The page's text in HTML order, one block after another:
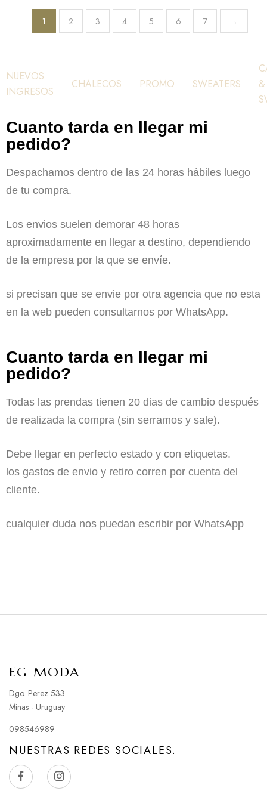
1 2 3 4 5 6 7 →
NUEVOS
INGRESOS
CHALECOS PROMO SWEATERS
&
Cuanto tarda en llegar mi
pedido?
Despachamos dentro de las 24 horas hábiles luego
de tu compra.
Los envios suelen demorar 48 horas
aproximadamente en llegar a destino, dependiendo
de la empresa por la que se envíe.
si precisan que se envie por otra agencia que no esta
en la web pueden consultarnos por WhatsApp.
Cuanto tarda en llegar mi
pedido?
Todas las prendas tienen 20 dias de cambio después
de realizada la compra (sin serramos y sale).
Debe llegar en perfecto estado y con etiquetas.
los gastos de envio y retiro corren por cuenta del
cliente.
cualquier duda nos puedan escribir por WhatsApp
EG MODA
Dgo. Perez 533
Minas - Uruguay
098546989
NUESTRAS REDES SOCIALES.